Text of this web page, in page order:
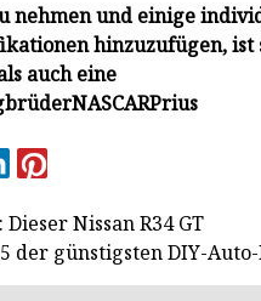
nehmen und einige
hinzuzufügen, ist
auch eine
NASCARPrius
Nissan R34 GT
der günstigsten DIY-